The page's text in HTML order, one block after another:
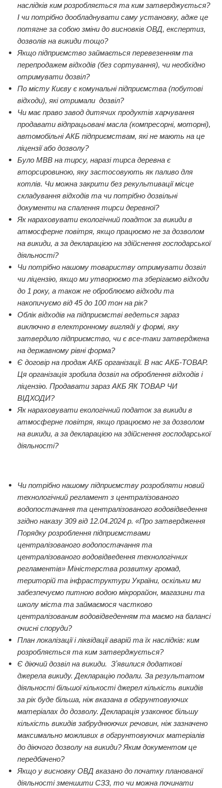
наслідків ким розробляється та ким затверджується?
І чи потрібно дообладнувати саму установку, адже це
потягне за собою зміни до висновків ОВД, експертиз,
дозволів на викиди тощо?
Якщо підприємство займається перевезенням та
перепродажем відходів (без сортування), чи необхідно
отримувати дозвіл?
По місту Києву є комунальні підприємства (побутові
відходи), які отримали дозвіл?
Чи має право завод дитячих продуктів харчування
продавати відпрацьовані масла (компресорні, моторні),
автомобільні АКБ підприємствам, які не мають на це
ліцензії або дозволу?
Було МВВ на тирсу, наразі тирса деревна є
вторсировиною, яку застосовують як паливо для
котлів. Чи можна закрити без рекультивації місце
складування відходів та чи потрібно дозвільні
документи на спалення тирси деревної?
Як нараховувати екологічний поадток за викиди в
атмосферне повітря, якщо працюємо не за дозволом
на викиди, а за декларацією на здійснення господарської
діяльності?
Чи потрібно нашому товариству отримувати дозвіл
чи ліцензію, якщо ми утворюємо та зберігаємо відходи
до 1 року, а також не оброблюємо відходи та
накопичуємо від 45 до 100 тон на рік?
Облік відходів на підприємстві ведеться зараз
виключно в електронному вигляді у формі, яку
затвердило підприємство, чи є все-таки затверджена
на державному рівні форма?
Є договір на продаж АКБ організації. В нас АКБ-ТОВАР.
Ця організація зробила дозвіл на оброблення відходів і
ліцензію. Продавати зараз АКБ ЯК ТОВАР ЧИ
ВІДХОДИ?
Як нараховувати екологічний податок за викиди в
атмосферне повітря, якщо працюємо не за дозволом
на викиди, а за декларацією на здійснення господарської
діяльності?
Чи потрібно нашому підприємству розробляти новий
технологічний регламент з централізованого
водопостачання та централізованого водовідведення
згідно наказу 309 від 12.04.2024 р. «Про затвердження
Порядку розроблення підприємствами
централізованого водопостачання та
централізованого водовідведення технологічних
регламентів» Міністерства розвитку громад,
територій та інфраструктури України, оскільки ми
забезпечуємо питною водою мікрорайон, магазини та
школу міста та займаємося частково
централізованим водовідведенням та маємо на балансі
очисні споруди?
План локалізації і ліквідації аварій та їх наслідків: ким
розробляється та ким затверджується?
Є діючий дозвіл на викиди. Зʼявилися додаткові
джерела викиду. Декларацію подали. За результатом
діяльності більшої кількості джерел кількість викидів
за рік буде більша, ніж вказана в обгрунтовуючих
матеріалах до дозволу. Декларація узаконює більшу
кількість викидів забруднюючих речовин, ніж зазначено
максимально можливих в обгрунтовуючих матеріалів
до діючого дозволу на викиди? Яким документом це
передбачено?
Якщо у висновку ОВД вказано до початку планованої
діяльності зменшити СЗЗ, то чи можна починати